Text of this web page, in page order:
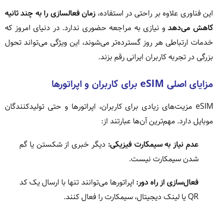
این فناوری علاوه بر راحتی در استفاده، زمان فعالسازی را به چند ثانیه
کاهش می‌دهدو نیازی به مراجعه حضوری ندارد. در دنیای امروز که
خدمات ارتباطی هر روز گسترده‌تر می‌شوند، این ویژگی می‌تواند تحول
بزرگی در تجربه کاربران ایرانی رقم بزند.
مزایای اصلی eSIM برای کاربران و اپراتورها
eSIM مزیت‌های زیادی برای کاربران، اپراتورها و حتی تولیدکنندگان
موبایل دارد. مهم‌ترین آن‌ها عبارتند از:
عدم نیاز به سیمکارت فیزیکی: دیگر خبری از شکستن یا گم
شدن سیمکارت نیست.
فعال‌سازی از راه دور: اپراتورها می‌توانند تنها با ارسال یک کد
QR یا لینک دیجیتال، سیمکارت را فعال کنند.